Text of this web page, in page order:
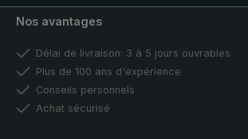
Nos avantages
Délai de livraison: 3 à 5 jours ouvrables
Plus de 100 ans d'expérience
Conseils personnels
Achat sécurisé